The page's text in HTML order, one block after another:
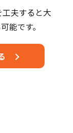
夫すると大
能です。